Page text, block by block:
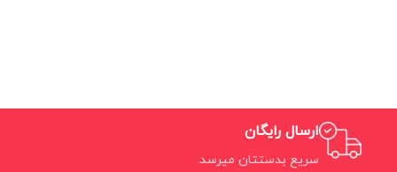
ارسال رایگان
سریع بدستتان میرسد.